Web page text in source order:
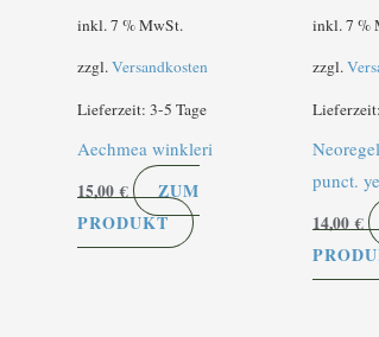
inkl. 7 % MwSt.
zzgl.Versandkosten
Lieferzeit: 3-5 Tage
Aechmea winkleri
15,00€
ZUM
PRODUKT
inkl. 7 %
zzgl.
Lieferzeit:
punct.
14,00€